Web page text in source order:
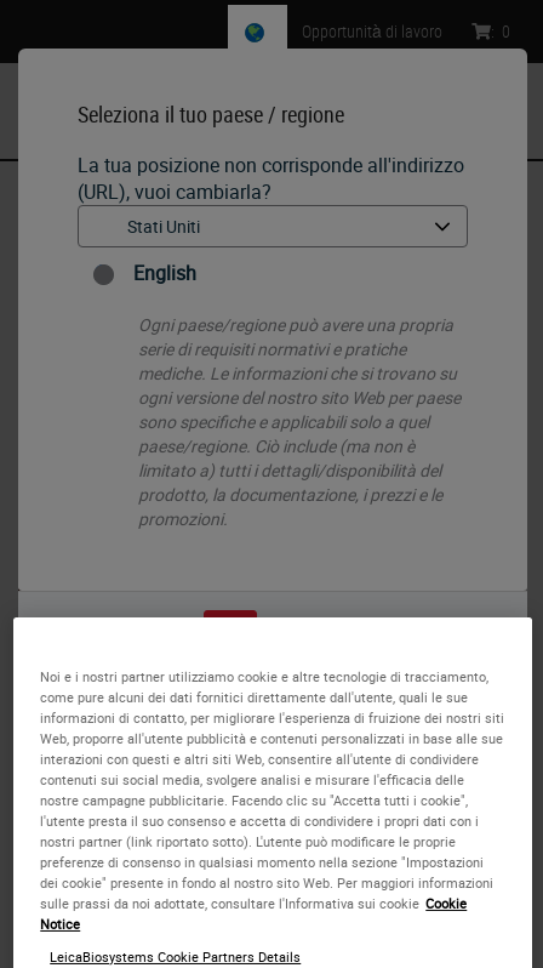
Seleziona il tuo paese / regione
La tua posizione non corrisponde all'indirizzo
(URL), vuoi cambiarla?
English
Ogni paese/regione può avere una propria
serie di requisiti normativi e pratiche
mediche. Le informazioni che si trovano su
ogni versione del nostro sito Web per paese
sono specifiche e applicabili solo a quel
paese/regione. Ciò include (ma non è
limitato a) tutti i dettagli/disponibilità del
prodotto, la documentazione, i prezzi e le
promozioni.
Opportunità di lavoro : 0
• IHC & ISH ISH Probes - Molecular Pathology
BOND RNA Positive Control Probe
Fluorescein Antibody and Bond Polymer Refine Detection.
BOND RNA Positive Control
Probe
RNA Positive Control Probe is intended for use as a positive
control in formalin-fixed, paraffin-embedded tissue by in
situ hybridization (ISH) using the automated BOND system.
RNA is very susceptible to degradation by RNases,
therefore, the RNA Positive Control Probe is ideally used as
a screening tool to detect the preservation of mRNA in
Noi e i nostri partner utilizziamo cookie e altre tecnologie di tracciamento,
come pure alcuni dei dati fornitici direttamente dall'utente, quali le sue
informazioni di contatto, per migliorare l'esperienza di fruizione dei nostri siti
Web, proporre all'utente pubblicità e contenuti personalizzati in base alle sue
interazioni con questi e altri siti Web, consentire all'utente di condividere
contenuti sui social media, svolgere analisi e misurare l'efficacia delle
nostre campagne pubblicitarie. Facendo clic su "Accetta tutti i cookie",
l'utente presta il suo consenso e accetta di condividere i propri dati con i
nostri partner (link riportato sotto). L'utente può modificare le proprie
preferenze di consenso in qualsiasi momento nella sezione "Impostazioni
dei cookie" presente in fondo al nostro sito Web. Per maggiori informazioni
sulle prassi da noi adottate, consultare l'Informativa sui cookie Cookie
Notice
LeicaBiosystems Cookie Partners Details